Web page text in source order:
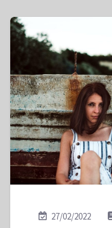
27/02/2022